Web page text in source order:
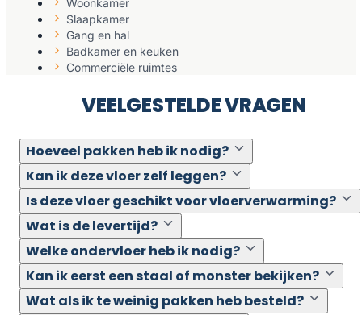
Woonkamer
Slaapkamer
Gang en hal
Badkamer en keuken
Commerciële ruimtes
VEELGESTELDE VRAGEN
Hoeveel pakken heb ik nodig?
Kan ik deze vloer zelf leggen?
Is deze vloer geschikt voor vloerverwarming?
Wat is de levertijd?
Welke ondervloer heb ik nodig?
Kan ik eerst een staal of monster bekijken?
Wat als ik te weinig pakken heb besteld?